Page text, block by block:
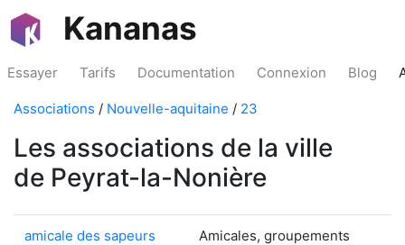
Kananas
Essayer Tarifs Documentation Connexion Blog
Associations / Nouvelle-aquitaine / 23
Les associations de la ville
de Peyrat-la-Nonière
amicale des sapeurs
Amicales, groupements